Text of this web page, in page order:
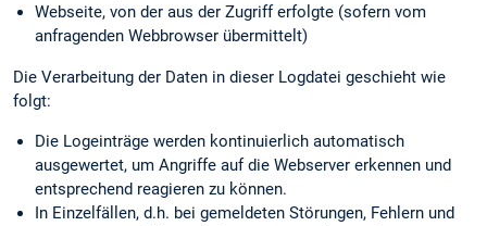
Webseite, von der aus der Zugriff erfolgte (sofern vom
anfragenden Webbrowser übermittelt)
Die Verarbeitung der Daten in dieser Logdatei geschieht wie
folgt:
Die Logeinträge werden kontinuierlich automatisch
ausgewertet, um Angriffe auf die Webserver erkennen und
entsprechend reagieren zu können.
In Einzelfällen, d.h. bei gemeldeten Störungen, Fehlern und